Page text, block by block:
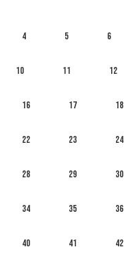
4 5 6
10 11 12
16 17 18
22 23 24
28 29 30
34 35 36
40 41 42